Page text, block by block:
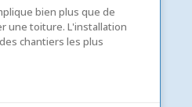
bien plus que de
une toiture. L'installation
chantiers les plus